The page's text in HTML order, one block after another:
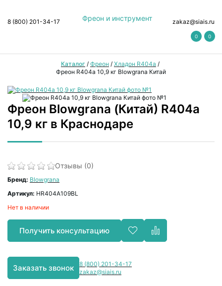
Фреон и инструмент
8 (800) 201-34-17 zakaz@siais.ru
0 0
Каталог / Фреон / Хладон R404a /
Фреон R404а 10,9 кг Blowgrana Китай
Фреон Blowgrana (Китай) R404а
10,9 кг в Краснодаре
Отзывы (0)
Бренд: Blowgrana
Артикул: HR404A109BL
Нет в наличии
Получить консультацию
Заказать звонок
8 (800) 201-34-17
zakaz@siais.ru